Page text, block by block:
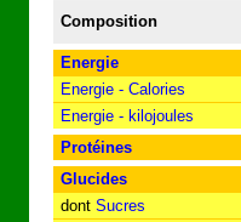
Composition
Energie
Energie - Calories
Energie - kilojoules
Protéines
Glucides
dont Sucres